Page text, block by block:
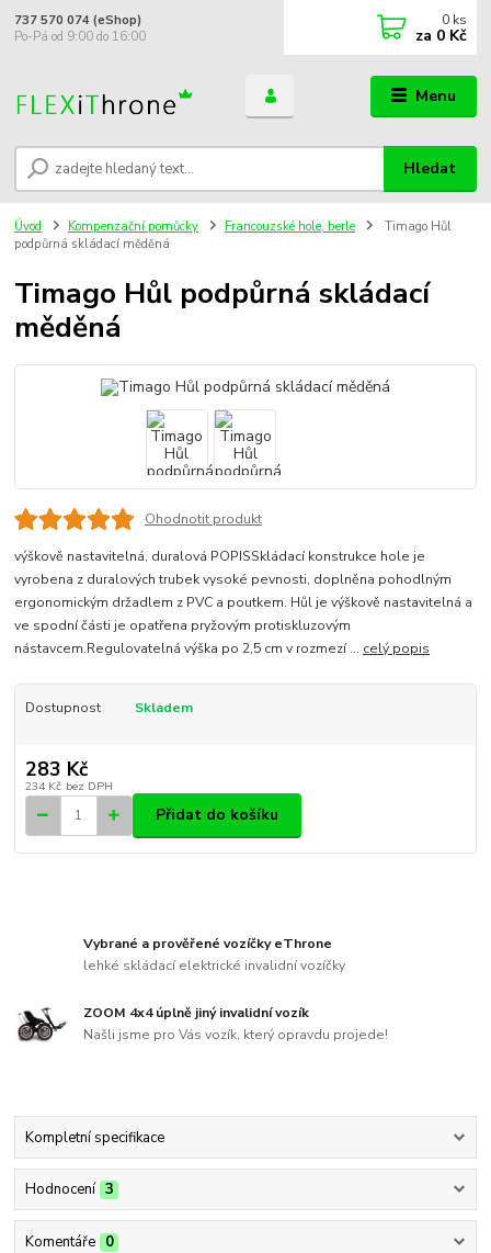
Menu
Hledat
737 570 074 (eShop)
Po-Pá od 9:00 do 16:00
0 ks
za 0 Kč
Úvod Kompenzační pomůcky Francouzské hole, berle
Timago Hůl
podpůrná skládací měděná
Timago Hůl podpůrná skládací
měděná
Ohodnotit produkt
výškově nastavitelná, duralová POPISSkládací konstrukce hole je
vyrobena z duralových trubek vysoké pevnosti, doplněna pohodlným
ergonomickým držadlem z PVC a poutkem. Hůl je výškově nastavitelná a
ve spodní části je opatřena pryžovým protiskluzovým
nástavcem.Regulovatelná výška po 2,5 cm v rozmezí ... celý popis
Dostupnost Skladem
283 Kč
234 Kč bez DPH
Přidat do košíku
Vybrané a prověřené vozíčky eThrone
lehké skládací elektrické invalidní vozíčky
ZOOM 4x4 úplně jiný invalidní vozík
Našli jsme pro Vás vozík, který opravdu projede!
Kompletní specifikace
Hodnocení 3
Komentáře 0